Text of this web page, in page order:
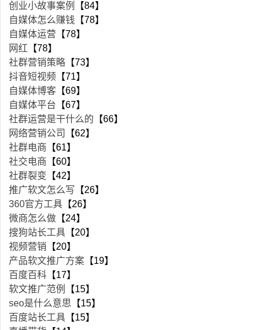
创业小故事案例
【84】
自媒体怎么赚钱 【78】
自媒体运营 【78】
网红 【78】
社群营销策略 【73】
抖音短视频 【71】
自媒体博客 【69】
自媒体平台 【67】
社群运营是干什么的 【66】
网络营销公司
【62】
社群电商 【61】
社交电商 【60】
社群裂变 【42】
推广软文怎么写 【26】
360官方工具 【26】
微商怎么做 【24】
搜狗站长工具 【20】
视频营销 【20】
产品软文推广方案 【19】
百度百科 【17】
软文推广范例
【15】
seo是什么意思 【15】
百度站长工具 【15】